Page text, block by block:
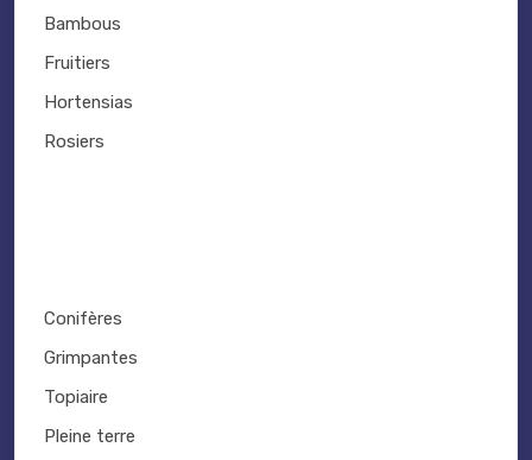
Bambous
Fruitiers
Hortensias
Rosiers
Conifères
Grimpantes
Topiaire
Pleine terre